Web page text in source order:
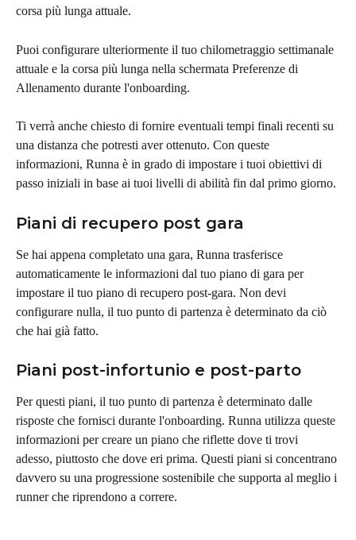
corsa più lunga attuale.
Puoi configurare ulteriormente il tuo chilometraggio settimanale
attuale e la corsa più lunga nella schermata Preferenze di
Allenamento durante l'onboarding.
Ti verrà anche chiesto di fornire eventuali tempi finali recenti su
una distanza che potresti aver ottenuto. Con queste
informazioni, Runna è in grado di impostare i tuoi obiettivi di
passo iniziali in base ai tuoi livelli di abilità fin dal primo giorno.
Piani di recupero post gara
Se hai appena completato una gara, Runna trasferisce
automaticamente le informazioni dal tuo piano di gara per
impostare il tuo piano di recupero post-gara. Non devi
configurare nulla, il tuo punto di partenza è determinato da ciò
che hai già fatto.
Piani post-infortunio e post-parto
Per questi piani, il tuo punto di partenza è determinato dalle
risposte che fornisci durante l'onboarding. Runna utilizza queste
informazioni per creare un piano che riflette dove ti trovi
adesso, piuttosto che dove eri prima. Questi piani si concentrano
davvero su una progressione sostenibile che supporta al meglio i
runner che riprendono a correre.